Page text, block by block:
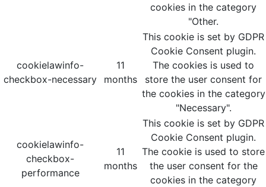
cookies in the category
"Other.
cookielawinfo-
checkbox-necessary
11
months
This cookie is set by GDPR
Cookie Consent plugin.
The cookies is used to
store the user consent for
the cookies in the category
"Necessary".
cookielawinfo-
checkbox-
performance
11
months
This cookie is set by GDPR
Cookie Consent plugin.
The cookie is used to store
the user consent for the
cookies in the category